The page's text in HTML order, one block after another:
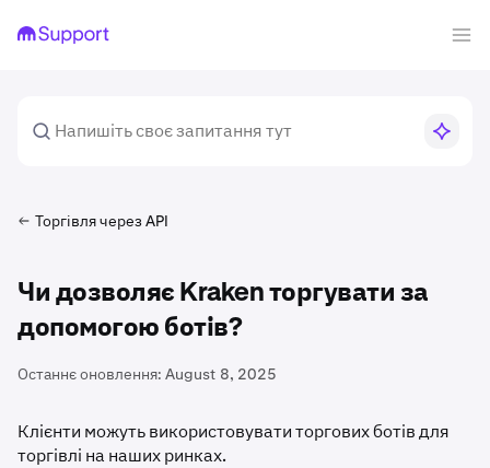
Торгівля через API
Чи дозволяє Kraken торгувати за
допомогою ботів?
Останнє оновлення: August 8, 2025
Клієнти можуть використовувати торгових ботів для
торгівлі на наших ринках.